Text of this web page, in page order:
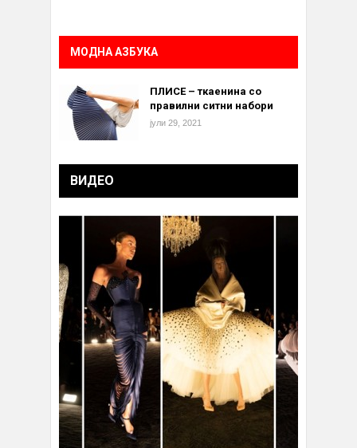
МОДНА АЗБУКА
ПЛИСЕ – ткаенина со
правилни ситни набори
јули 29, 2021
ВИДЕО